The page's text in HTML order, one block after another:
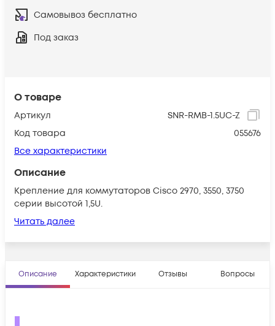
О товаре
Артикул
SNR-RMB-1.5UC-Z
Код товара
055676
Все характеристики
Описание
Крепление для коммутаторов Cisco 2970, 3550, 3750
серии высотой 1,5U.
Читать далее
Самовывоз бесплатно
Под заказ
Описание Характеристики Отзывы Вопросы